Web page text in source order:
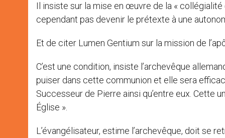
Il insiste sur la mise en œuvre de la « collégialité
cependant pas devenir le prétexte à une
Et de citer Lumen Gentium sur la mission de
C’est une condition, insiste l’archevêque
puiser dans cette communion et elle sera
Successeur de Pierre ainsi qu’entre eux. Cette
Église ».
L’évangélisateur, estime l’archevêque, doit se